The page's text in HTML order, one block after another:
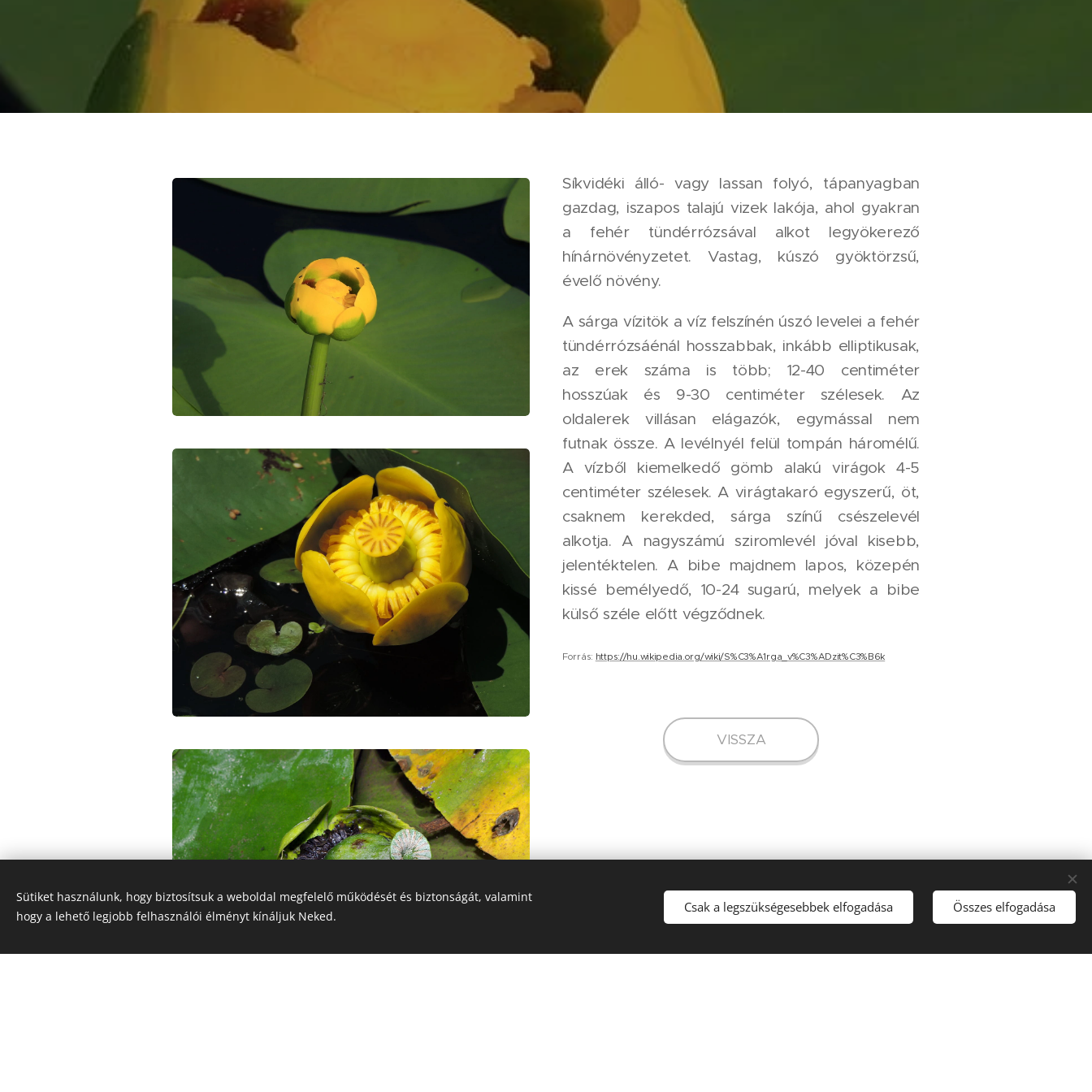
Síkvidéki álló- vagy lassan folyó, tápanyagban
gazdag, iszapos talajú vizek lakója, ahol gyakran
a fehér tündérrózsával alkot legyökerező
hínárnövényzetet. Vastag, kúszó gyöktörzsű,
évelő növény.
A sárga vízitök a víz felszínén úszó levelei a fehér
tündérrózsáénál hosszabbak, inkább elliptikusak,
az erek száma is több; 12-40 centiméter
hosszúak és 9-30 centiméter szélesek. Az
oldalerek villásan elágazók, egymással nem
futnak össze. A levélnyél felül tompán háromélű.
A vízből kiemelkedő gömb alakú virágok 4-5
centiméter szélesek. A virágtakaró egyszerű, öt,
csaknem kerekded, sárga színű csészelevél
alkotja. A nagyszámú sziromlevél jóval kisebb,
jelentéktelen. A bibe majdnem lapos, közepén
kissé bemélyedő, 10-24 sugarú, melyek a bibe
külső széle előtt végződnek.
Forrás: https://hu.wikipedia.org/wiki/S%C3%A1rga_v%C3%ADzit%C3%B6k
VISSZA
Sütiket használunk, hogy biztosítsuk a weboldal megfelelő működését és biztonságát, valamint
hogy a lehető legjobb felhasználói élményt kínáljuk Neked.
Csak a legszükségesebbek elfogadása Összes elfogadása